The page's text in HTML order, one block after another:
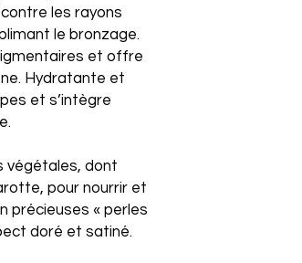
les rayons
le bronzage.
et offre
Hydratante et
et s’intègre
végétales, dont
pour nourrir et
précieuses « perles
doré et satiné.